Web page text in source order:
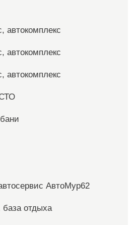
автокомплекс
автокомплекс
автокомплекс
АвтоМур62
база отдыха